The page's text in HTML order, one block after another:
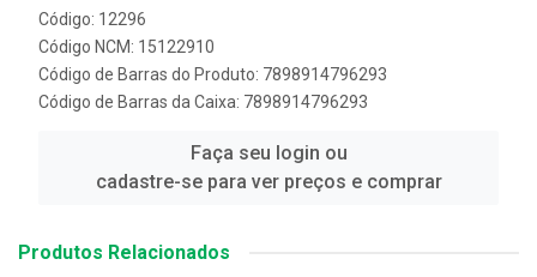
Código: 12296
Código NCM: 15122910
Código de Barras do Produto: 7898914796293
Código de Barras da Caixa: 7898914796293
Faça seu login ou
cadastre-se para ver preços e comprar
Produtos Relacionados